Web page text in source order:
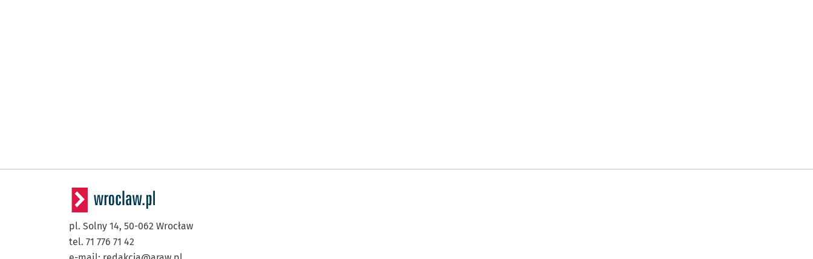
pl. Solny 14, 50-062 Wrocław
tel. 71 776 71 42